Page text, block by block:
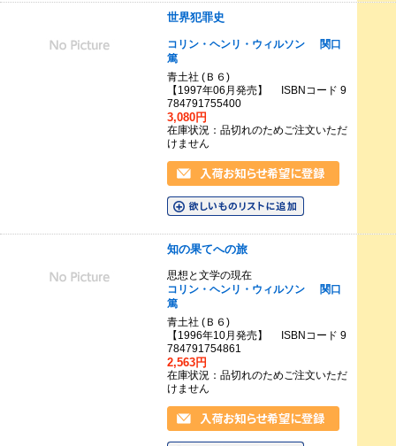
世界犯罪史
コリン・ヘンリ・ウィルソン
関口
篤
青土社 (Ｂ６)
【1997年06月発売】 ISBNコード 9
784791755400
3,080円
在庫状況：品切れのためご注文いただ
けません
知の果てへの旅
思想と文学の現在
コリン・ヘンリ・ウィルソン
関口
篤
青土社 (Ｂ６)
【1996年10月発売】 ISBNコード 9
784791754861
2,563円
在庫状況：品切れのためご注文いただ
けません